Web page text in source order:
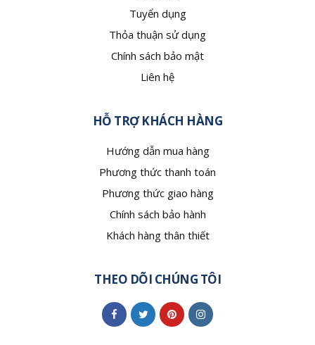
Tuyển dụng
Thỏa thuận sử dụng
Chính sách bảo mật
Liên hệ
HỖ TRỢ KHÁCH HÀNG
Hướng dẫn mua hàng
Phương thức thanh toán
Phương thức giao hàng
Chính sách bảo hành
Khách hàng thân thiết
THEO DÕI CHÚNG TÔI